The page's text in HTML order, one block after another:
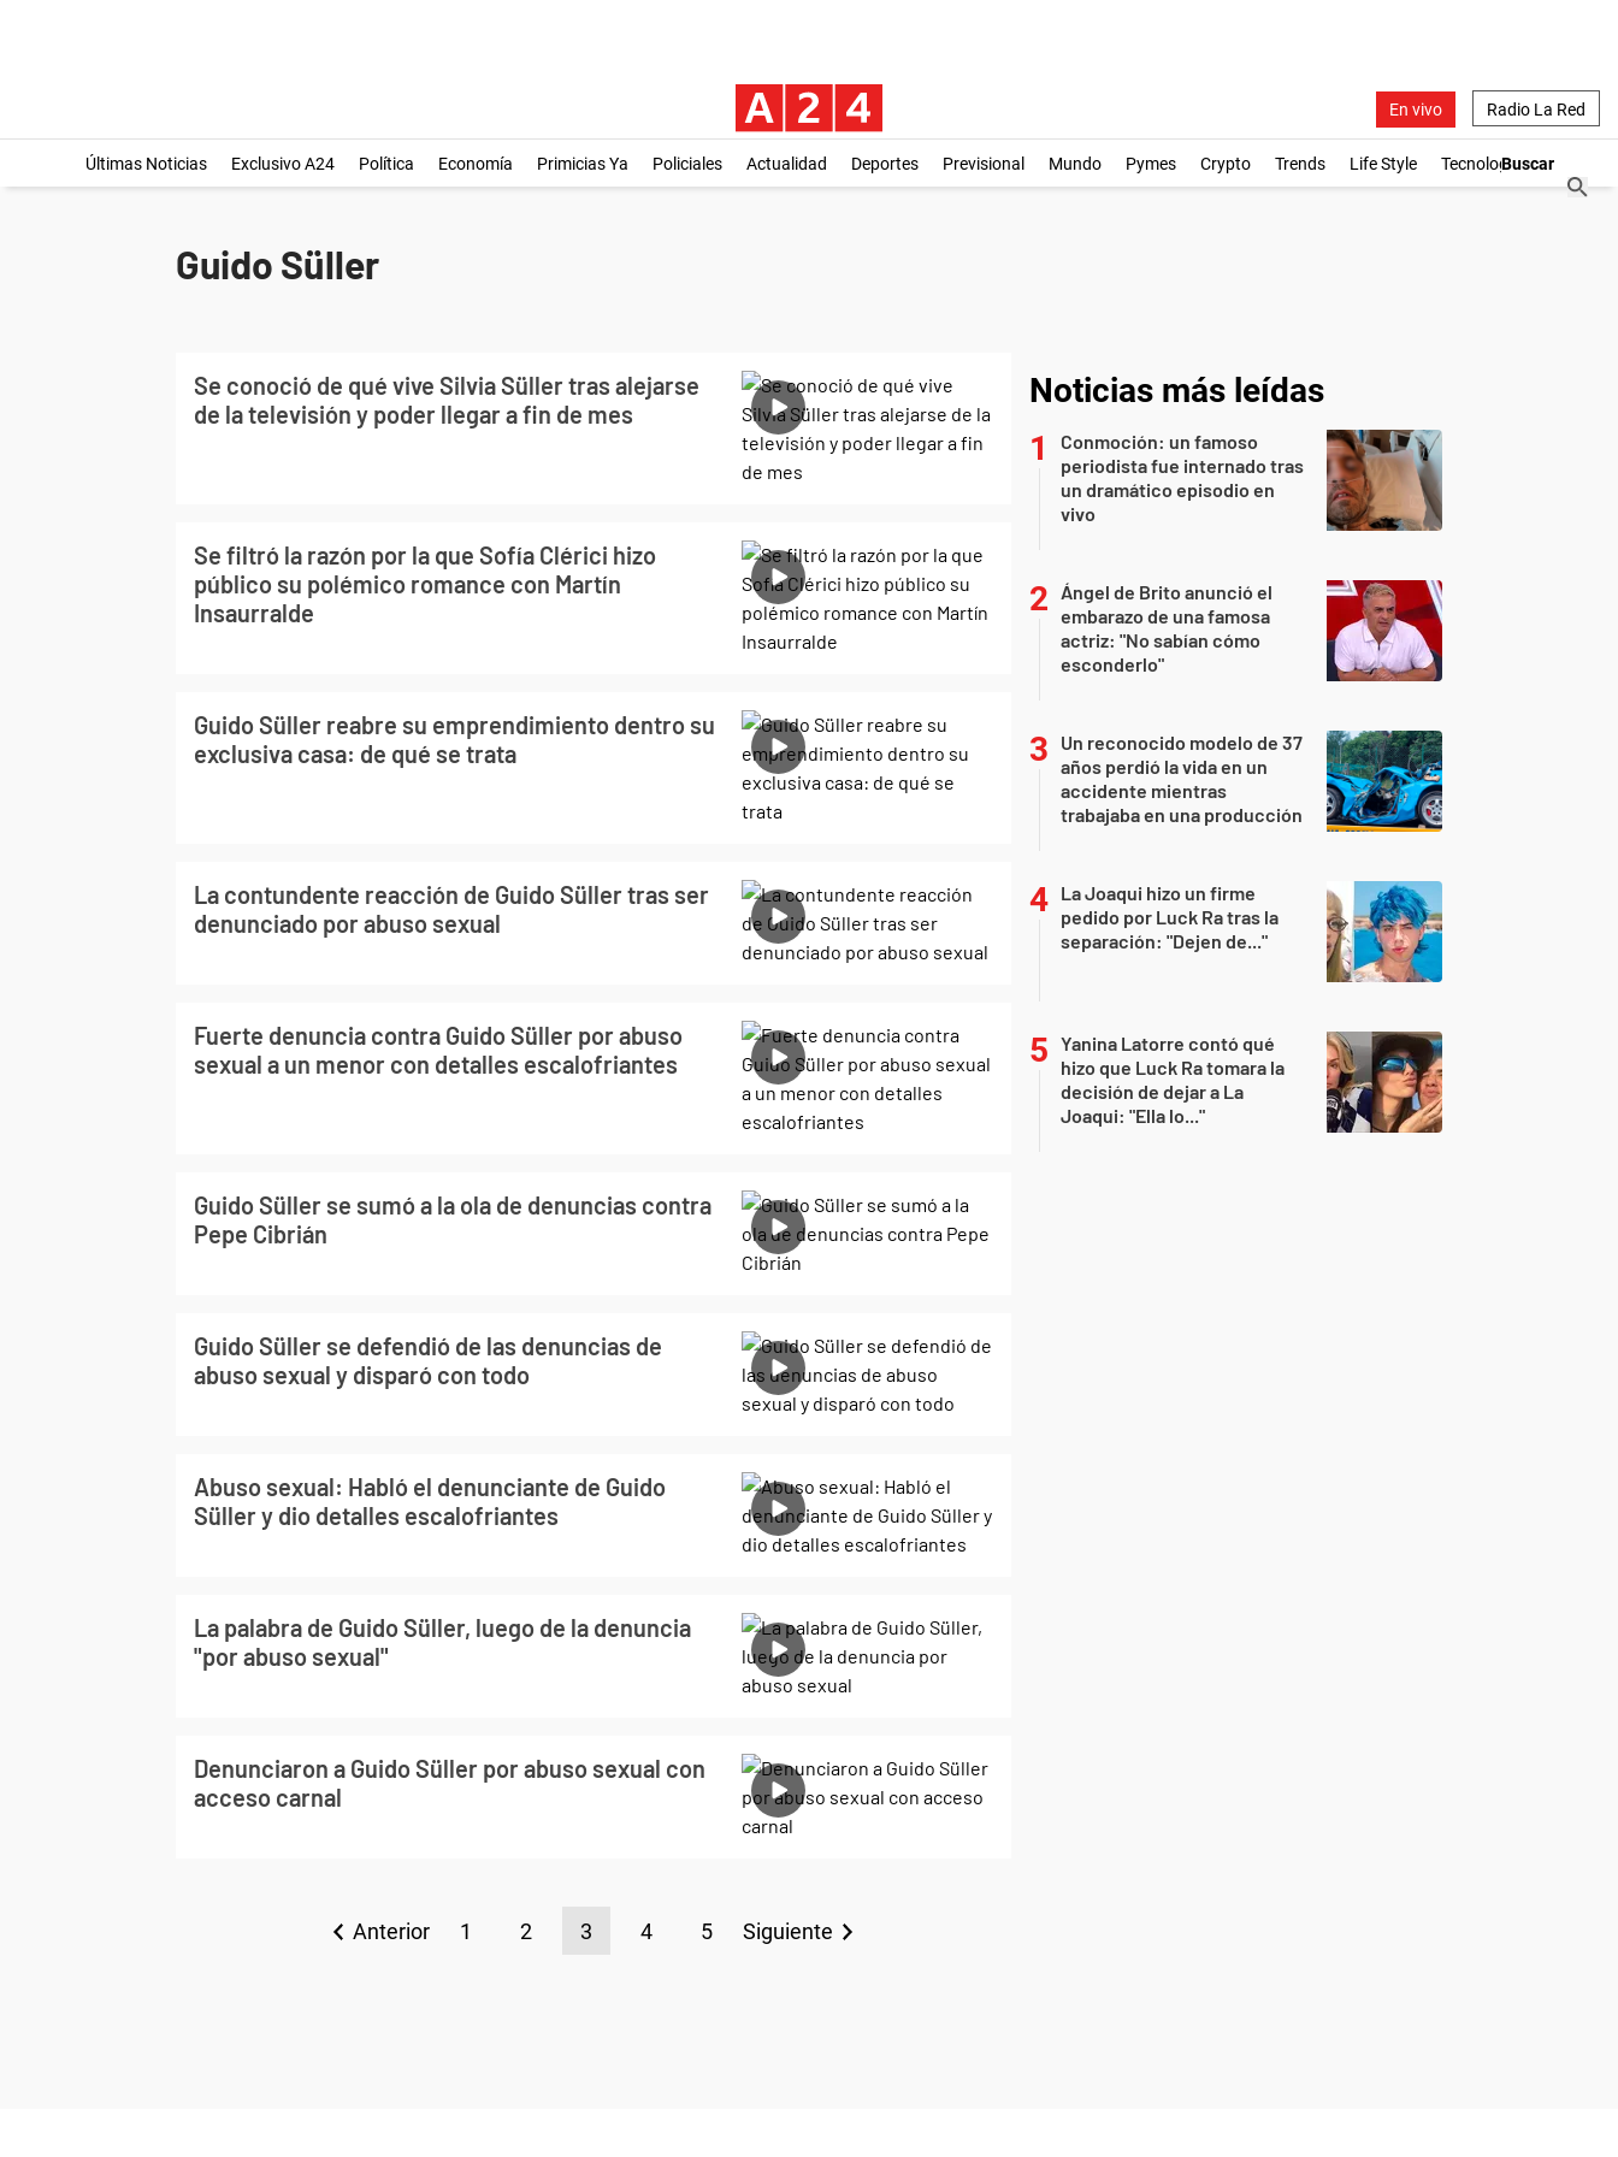
En vivo Radio La Red
Últimas Noticias Exclusivo A24 Política Economía Primicias Ya Policiales Actualidad Deportes Previsional Mundo Pymes Crypto Trends Life Style Tecnología
Guido Süller
Se conoció de qué vive Silvia Süller tras alejarse
de la televisión y poder llegar a fin de mes
Se filtró la razón por la que Sofía Clérici hizo
público su polémico romance con Martín
Insaurralde
Guido Süller reabre su emprendimiento dentro su
exclusiva casa: de qué se trata
La contundente reacción de Guido Süller tras ser
denunciado por abuso sexual
Fuerte denuncia contra Guido Süller por abuso
sexual a un menor con detalles escalofriantes
Guido Süller se sumó a la ola de denuncias contra
Pepe Cibrián
Guido Süller se defendió de las denuncias de
abuso sexual y disparó con todo
Abuso sexual: Habló el denunciante de Guido
Süller y dio detalles escalofriantes
La palabra de Guido Süller, luego de la denuncia
"por abuso sexual"
Denunciaron a Guido Süller por abuso sexual con
acceso carnal
Anterior 1 2 3 4 5 Siguiente
Noticias más leídas
Conmoción: un famoso
periodista fue internado tras
un dramático episodio en
vivo
Ángel de Brito anunció el
embarazo de una famosa
actriz: "No sabían cómo
esconderlo"
Un reconocido modelo de 37
años perdió la vida en un
accidente mientras
trabajaba en una producción
La Joaqui hizo un firme
pedido por Luck Ra tras la
separación: "Dejen de..."
Yanina Latorre contó qué
hizo que Luck Ra tomara la
decisión de dejar a La
Joaqui: "Ella lo..."